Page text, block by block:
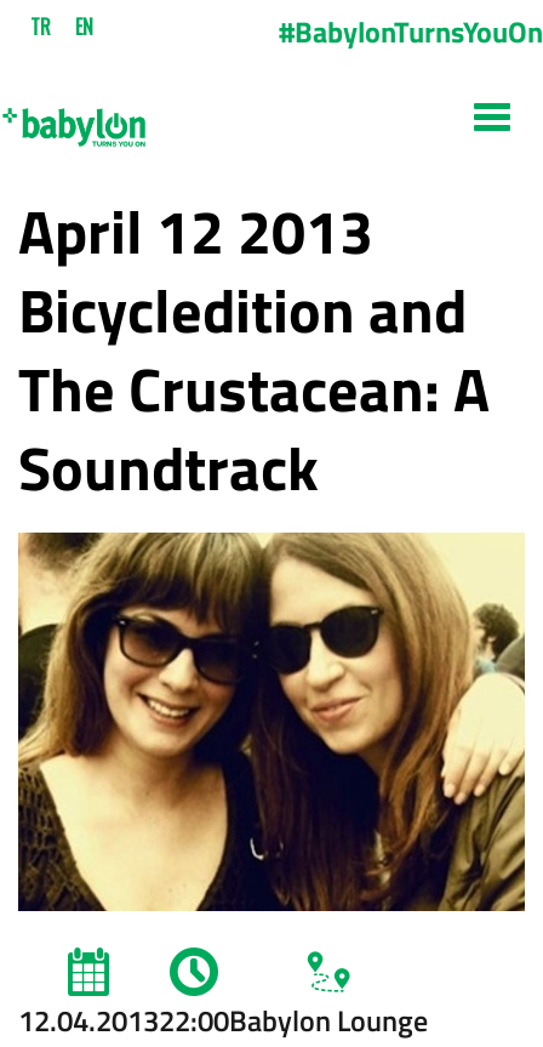
TR EN #BabylonTurnsYouOn
April 12 2013
Bicycledition and
The Crustacean: A
Soundtrack
12.04.201322:00Babylon Lounge